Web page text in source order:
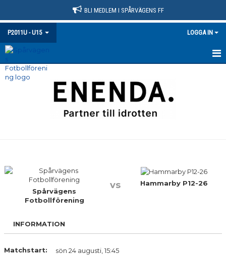
BLI MEDLEM I SPÅRVÄGENS FF
P2011U - U15 LOGGA IN
HEM
BILDGALLERI
DOKUMENT
KONTAKT
Spårvägens
Fotbollförening
vs Hammarby P12-26
INFORMATION
Matchstart:
sön 24 augusti, 15:45